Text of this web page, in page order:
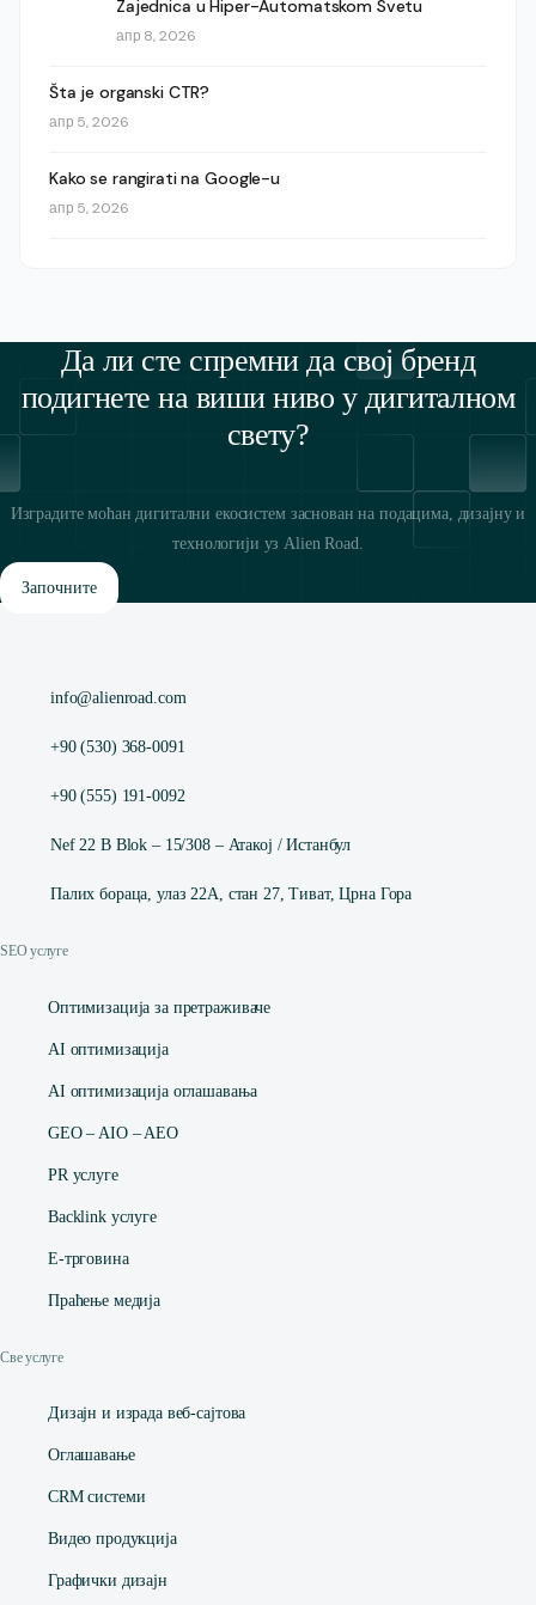
Zajednica u Hiper-Automatskom Svetu
апр 8, 2026
Šta je organski CTR?
апр 5, 2026
Kako se rangirati na Google-u
апр 5, 2026
Да ли сте спремни да свој бренд
подигнете на виши ниво у дигиталном
свету?
Изградите моћан дигитални екосистем заснован на подацима, дизајну и
технологији уз Alien Road.
Започните
info@alienroad.com
+90 (530) 368-0091
+90 (555) 191-0092
Nef 22 B Blok – 15/308 – Атакој / Истанбул
Палих бораца, улаз 22А, стан 27, Тиват, Црна Гора
SEO услуге
Оптимизација за претраживаче
AI оптимизација
AI оптимизација оглашавања
GEO – AIO – AEO
PR услуге
Backlink услуге
Е-трговина
Праћење медија
Све услуге
Дизајн и израда веб-сајтова
Оглашавање
CRM системи
Видео продукција
Графички дизајн